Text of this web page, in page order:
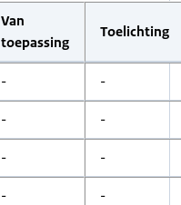
Van
toepassing
Toelichting
- -
- -
- -
- -